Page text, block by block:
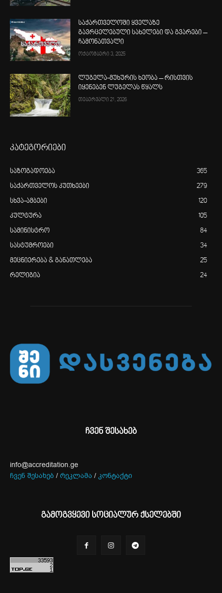
საქართველოში ყველაზე
გავრცელებული სახელები და გვარები –
ჩამონათვალი
ოქტომბერი 3, 2025
ლუგელა-მუხურის ხეობა – რისთვის
იყენებენ ლუგელას წყალს
თებერვალი 21, 2026
კატეგორიები
საზოგადოება 365
საქართველოს კუთხეები 279
სხვა-ამბები 120
კულტურა 105
სამინისტრო 84
სასტუმროები 34
მეცნიერება & განათლება 25
რელიგია 24
ჩვენ შესახებ
info@accreditation.ge
ჩვენ შესახებ / რეკლამა / კონტაქტი
გამოგვყევი სოციალურ ქსელებში